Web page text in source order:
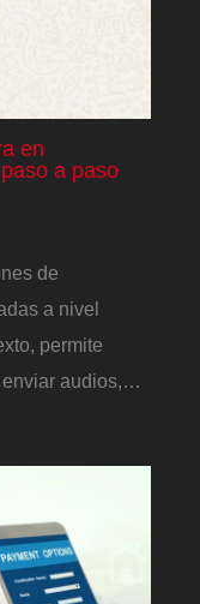
en
a paso
de
a nivel
permite
enviar audios,…